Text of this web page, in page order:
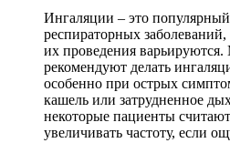
Ингаляции – это
респираторных
их проведения
рекомендуют делать
особенно при острых
кашель или затрудненное
некоторые пациенты
увеличивать частоту, если